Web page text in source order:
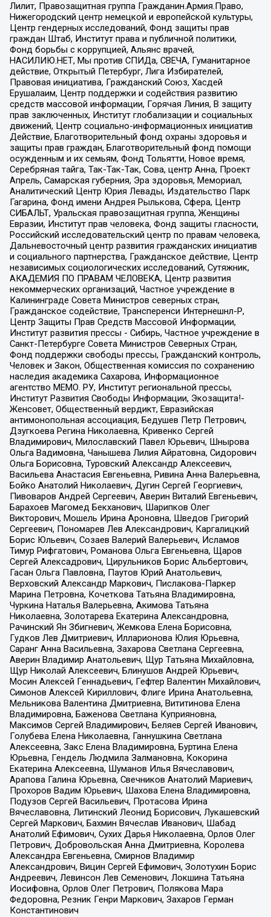
Лилит, Правозащитная группа Гражданин.Армия.Право,
Нижегородский центр немецкой и европейской культуры,
Центр гендерных исследований, Фонд защиты прав
граждан Штаб, Институт права и публичной политики,
Фонд борьбы с коррупцией, Альянс врачей,
НАСИЛИЮ.НЕТ, Мы против СПИДа, СВЕЧА, Гуманитарное
действие, Открытый Петербург, Лига Избирателей,
Правовая инициатива, Гражданский Союз, Хасдей
Ерушалаим, Центр поддержки и содействия развитию
средств массовой информации, Горячая Линия, В защиту
прав заключенных, Институт глобализации и социальных
движений, Центр социально-информационных инициатив
Действие, Благотворительный фонд охраны здоровья и
защиты прав граждан, Благотворительный фонд помощи
осужденным и их семьям, Фонд Тольятти, Новое время,
Серебряная тайга, Так-Так-Так, Сова, центр Анна, Проект
Апрель, Самарская губерния, Эра здоровья, Мемориал,
Аналитический Центр Юрия Левады, Издательство Парк
Гагарина, Фонд имени Андрея Рылькова, Сфера, Центр
СИБАЛЬТ, Уральская правозащитная группа, Женщины
Евразии, Институт прав человека, Фонд защиты гласности,
Российский исследовательский центр по правам человека,
Дальневосточный центр развития гражданских инициатив
и социального партнерства, Гражданское действие, Центр
независимых социологических исследований, Сутяжник,
АКАДЕМИЯ ПО ПРАВАМ ЧЕЛОВЕКА, Центр развития
некоммерческих организаций, Частное учреждение в
Калининграде Совета Министров северных стран,
Гражданское содействие, Трансперенси Интернешнл-Р,
Центр Защиты Прав Средств Массовой Информации,
Институт развития прессы - Сибирь, Частное учреждение в
Санкт-Петербурге Совета Министров Северных Стран,
Фонд поддержки свободы прессы, Гражданский контроль,
Человек и Закон, Общественная комиссия по сохранению
наследия академика Сахарова, Информационное
агентство МЕМО. РУ, Институт региональной прессы,
Институт Развития Свободы Информации, Экозащита!-
Женсовет, Общественный вердикт, Евразийская
антимонопольная ассоциация, Бедушев Петр Петрович,
Дзугкоева Регина Николаевна, Кривенко Сергей
Владимирович, Милославский Павел Юрьевич, Шнырова
Ольга Вадимовна, Чанышева Лилия Айратовна, Сидорович
Ольга Борисовна, Туровский Александр Алексеевич,
Васильева Анастасия Евгеньевна, Ривина Анна Валерьевна,
Бойко Анатолий Николаевич, Дугин Сергей Георгиевич,
Пивоваров Андрей Сергеевич, Аверин Виталий Евгеньевич,
Барахоев Магомед Бекханович, Шарипков Олег
Викторович, Мошель Ирина Ароновна, Шведов Григорий
Сергеевич, Пономарев Лев Александрович, Каргалицкий
Борис Юльевич, Созаев Валерий Валерьевич, Исламов
Тимур Рифгатович, Романова Ольга Евгеньевна, Щаров
Сергей Алексадрович, Цирульников Борис Альбертович,
Гасан Ольга Павловна, Паутов Юрий Анатольевич,
Верховский Александр Маркович, Пислакова-Паркер
Марина Петровна, Кочеткова Татьяна Владимировна,
Чуркина Наталья Валерьевна, Акимова Татьяна
Николаевна, Золотарева Екатерина Александровна,
Рачинский Ян Збигневич, Жемкова Елена Борисовна,
Гудков Лев Дмитриевич, Илларионова Юлия Юрьевна,
Саранг Анна Васильевна, Захарова Светлана Сергеевна,
Аверин Владимир Анатольевич, Щур Татьяна Михайловна,
Щур Николай Алексеевич, Блинушов Андрей Юрьевич,
Мосин Алексей Геннадьевич, Гефтер Валентин Михайлович,
Симонов Алексей Кириллович, Флиге Ирина Анатольевна,
Мельникова Валентина Дмитриевна, Вититинова Елена
Владимировна, Баженова Светлана Куприяновна,
Максимов Сергей Владимирович, Беляев Сергей Иванович,
Голубева Елена Николаевна, Ганнушкина Светлана
Алексеевна, Закс Елена Владимировна, Буртина Елена
Юрьевна, Гендель Людмила Залмановна, Кокорина
Екатерина Алексеевна, Шуманов Илья Вячеславович,
Арапова Галина Юрьевна, Свечников Анатолий Мариевич,
Прохоров Вадим Юрьевич, Шахова Елена Владимировна,
Подузов Сергей Васильевич, Протасова Ирина
Вячеславовна, Литинский Леонид Борисович, Лукашевский
Сергей Маркович, Бахмин Вячеслав Иванович, Шабад
Анатолий Ефимович, Сухих Дарья Николаевна, Орлов Олег
Петрович, Добровольская Анна Дмитриевна, Королева
Александра Евгеньевна, Смирнов Владимир
Александрович, Вицин Сергей Ефимович, Золотухин Борис
Андреевич, Левинсон Лев Семенович, Локшина Татьяна
Иосифовна, Орлов Олег Петрович, Полякова Мара
Федоровна, Резник Генри Маркович, Захаров Герман
Константинович